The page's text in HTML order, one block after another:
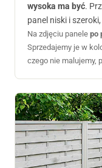
wysoka ma być.
panel niski i
Na zdjęciu panele po
Sprzedajemy je w
czego nie malujemy,